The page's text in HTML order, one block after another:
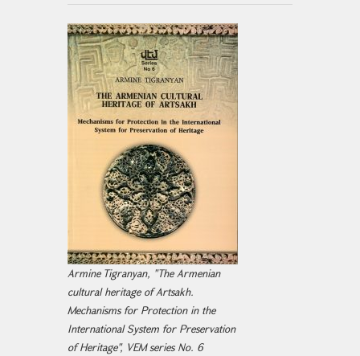
Armine Tigranyan, "The Armenian
cultural heritage of Artsakh.
Mechanisms for Protection in the
International System for Preservation
of Heritage", VEM series No. 6